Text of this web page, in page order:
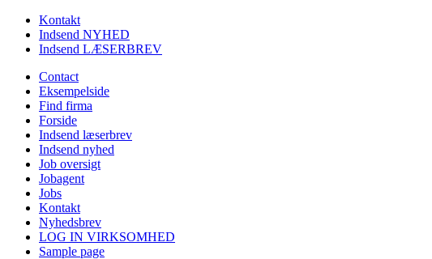
Kontakt
Indsend NYHED
Indsend LÆSERBREV
Contact
Eksempelside
Find firma
Forside
Indsend læserbrev
Indsend nyhed
Job oversigt
Jobagent
Jobs
Kontakt
Nyhedsbrev
LOG IN VIRKSOMHED
Sample page